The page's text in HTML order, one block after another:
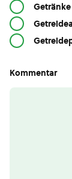
Getränke
Kommentar